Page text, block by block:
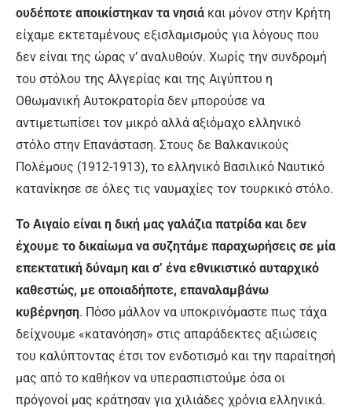
ουδέποτε αποικίστηκαν τα νησιά και μόνον στην Κρήτη
είχαμε εκτεταμένους εξισλαμισμούς για λόγους που
δεν είναι της ώρας ν’ αναλυθούν. Χωρίς την συνδρομή
του στόλου της Αλγερίας και της Αιγύπτου η
Οθωμανική Αυτοκρατορία δεν μπορούσε να
αντιμετωπίσει τον μικρό αλλά αξιόμαχο ελληνικό
στόλο στην Επανάσταση. Στους δε Βαλκανικούς
Πολέμους (1912-1913), το ελληνικό Βασιλικό Ναυτικό
κατανίκησε σε όλες τις ναυμαχίες τον τουρκικό στόλο.
Το Αιγαίο είναι η δική μας γαλάζια πατρίδα και δεν
έχουμε το δικαίωμα να συζητάμε παραχωρήσεις σε μία
επεκτατική δύναμη και σ’ ένα εθνικιστικό αυταρχικό
καθεστώς, με οποιαδήποτε, επαναλαμβάνω
κυβέρνηση. Πόσο μάλλον να υποκρινόμαστε πως τάχα
δείχνουμε «κατανόηση» στις απαράδεκτες αξιώσεις
του καλύπτοντας έτσι τον ενδοτισμό και την παραίτησή
μας από το καθήκον να υπερασπιστούμε όσα οι
πρόγονοί μας κράτησαν για χιλιάδες χρόνια ελληνικά.